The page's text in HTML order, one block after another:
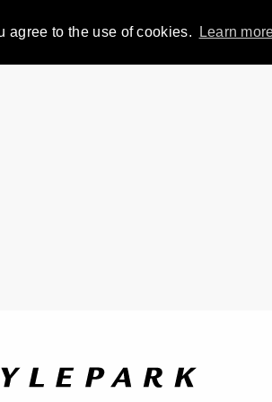
agree to the use of cookies. Learn